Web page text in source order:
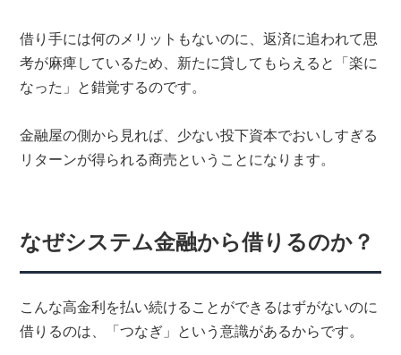
借り手には何のメリットもないのに、返済に追われて思
考が麻痺しているため、新たに貸してもらえると「楽に
なった」と錯覚するのです。
金融屋の側から見れば、少ない投下資本でおいしすぎる
リターンが得られる商売ということになります。
なぜシステム金融から借りるのか？
こんな高金利を払い続けることができるはずがないのに
借りるのは、「つなぎ」という意識があるからです。